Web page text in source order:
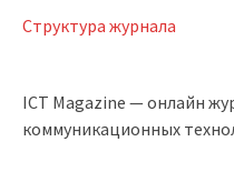
Структура журнала
ICT Magazine — онлайн
коммуникационных